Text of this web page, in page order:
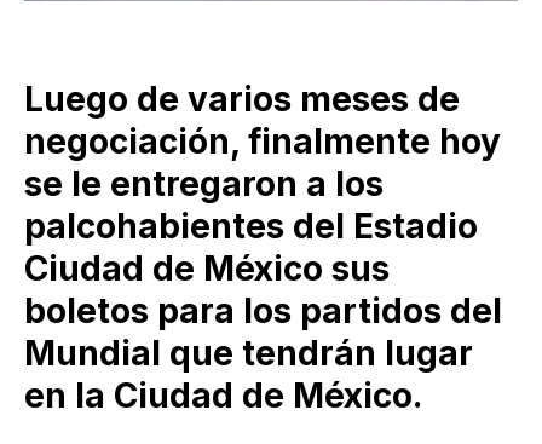
Luego de varios meses de
negociación, finalmente hoy
se le entregaron a los
palcohabientes del Estadio
Ciudad de México sus
boletos para los partidos del
Mundial que tendrán lugar
en la Ciudad de México.